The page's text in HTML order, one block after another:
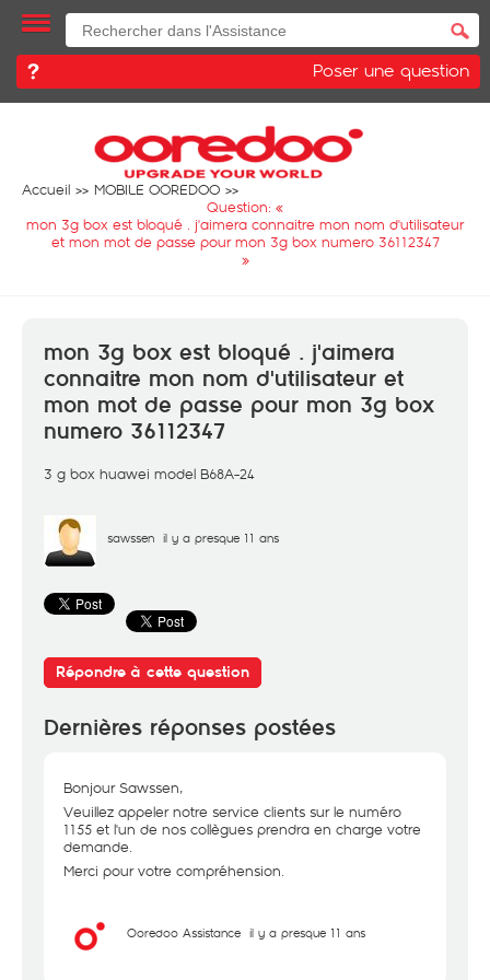
Poser une question
Accueil
MOBILE OOREDOO
Question: «
mon 3g box est bloqué . j'aimera connaitre mon nom d'utilisateur
et mon mot de passe pour mon 3g box numero 36112347
»
mon 3g box est bloqué . j'aimera
connaitre mon nom d'utilisateur et
mon mot de passe pour mon 3g box
numero 36112347
3 g box huawei model B68A-24
sawssen il y a presque 11 ans
Répondre à cette question
Dernières réponses postées
Bonjour Sawssen,
Veuillez appeler notre service clients sur le numéro
1155 et l'un de nos collègues prendra en charge votre
demande.
Merci pour votre compréhension.
Ooredoo Assistance il y a presque 11 ans